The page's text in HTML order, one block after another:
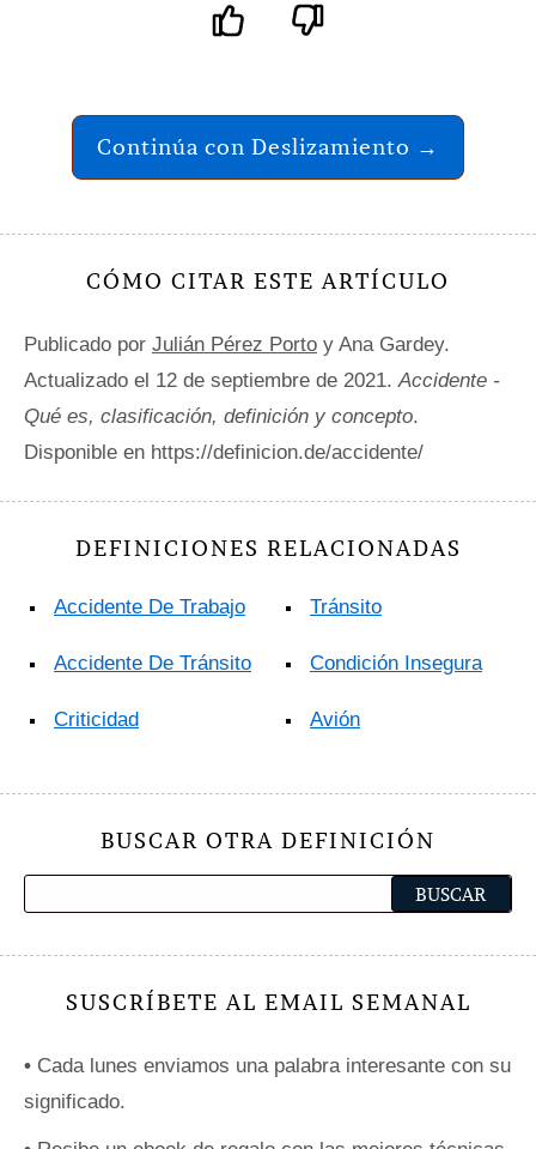
Continúa con Deslizamiento →
CÓMO CITAR ESTE ARTÍCULO
Publicado por Julián Pérez Porto y Ana Gardey.
Actualizado el 12 de septiembre de 2021. Accidente -
Qué es, clasificación, definición y concepto.
Disponible en https://definicion.de/accidente/
DEFINICIONES RELACIONADAS
Accidente De Trabajo
Accidente De Tránsito
Criticidad
Tránsito
Condición Insegura
Avión
BUSCAR OTRA DEFINICIÓN
SUSCRÍBETE AL EMAIL SEMANAL
• Cada lunes enviamos una palabra interesante con su
significado.